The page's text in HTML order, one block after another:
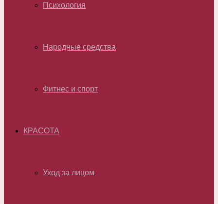
Психология
Народные средства
Фитнес и спорт
КРАСОТА
Уход за лицом